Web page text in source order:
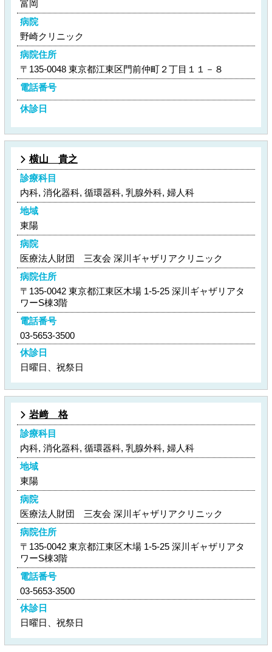
富岡
病院
野崎クリニック
病院住所
〒135-0048 東京都江東区門前仲町２丁目１１－８
電話番号
休診日
横山 貴之
診療科目
内科, 消化器科, 循環器科, 乳腺外科, 婦人科
地域
東陽
病院
医療法人財団 三友会 深川ギャザリアクリニック
病院住所
〒135-0042 東京都江東区木場 1-5-25 深川ギャザリアタ
ワーS棟3階
電話番号
03-5653-3500
休診日
日曜日、祝祭日
岩﨑 格
診療科目
内科, 消化器科, 循環器科, 乳腺外科, 婦人科
地域
東陽
病院
医療法人財団 三友会 深川ギャザリアクリニック
病院住所
〒135-0042 東京都江東区木場 1-5-25 深川ギャザリアタ
ワーS棟3階
電話番号
03-5653-3500
休診日
日曜日、祝祭日